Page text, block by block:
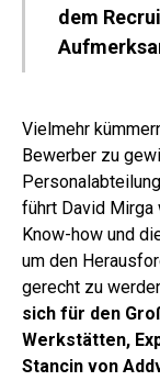
dem
Vielmehr
Bewerber zu
führt David Mirga
Know-how und
um den
gerecht zu
sich für den
Werkstätten,
Stancin von